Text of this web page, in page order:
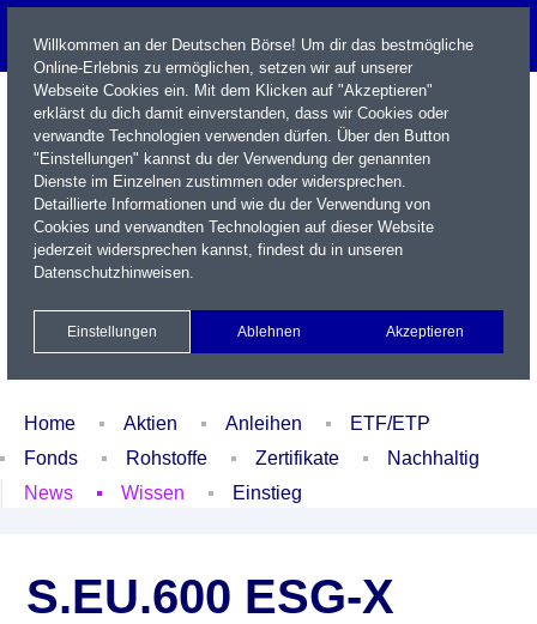
Name / WKN / ISIN / Kürzel
Xetra Realtime
Watchlist Portfolio Login
Home Aktien Anleihen
ETF/ETP
Fonds
Rohstoffe Zertifikate
Nachhaltig
News
Wissen Einstieg
S.EU.600 ESG-X
Willkommen an der Deutschen Börse! Um dir das bestmögliche
Online-Erlebnis zu ermöglichen, setzen wir auf unserer
Webseite Cookies ein. Mit dem Klicken auf "Akzeptieren"
erklärst du dich damit einverstanden, dass wir Cookies oder
verwandte Technologien verwenden dürfen. Über den Button
"Einstellungen" kannst du der Verwendung der genannten
Dienste im Einzelnen zustimmen oder widersprechen.
Detaillierte Informationen und wie du der Verwendung von
Cookies und verwandten Technologien auf dieser Website
jederzeit widersprechen kannst, findest du in unseren
Datenschutzhinweisen.
Einstellungen Ablehnen Akzeptieren